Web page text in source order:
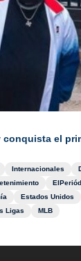
el
Internacionales
Estados Unidos
Ligas MLB